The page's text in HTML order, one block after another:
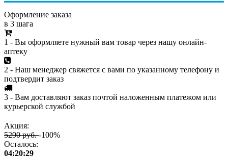
Оформление заказа
в 3 шага
1 - Вы оформляете нужный вам товар через нашу онлайн-
аптеку
2 - Наш менеджер свяжется с вами по указанному телефону и
подтвердит заказ
3 - Вам доставляют заказ почтой наложенным платежом или
курьерской службой
Акция:
5290 руб.-100%
Осталось:
04:20:29